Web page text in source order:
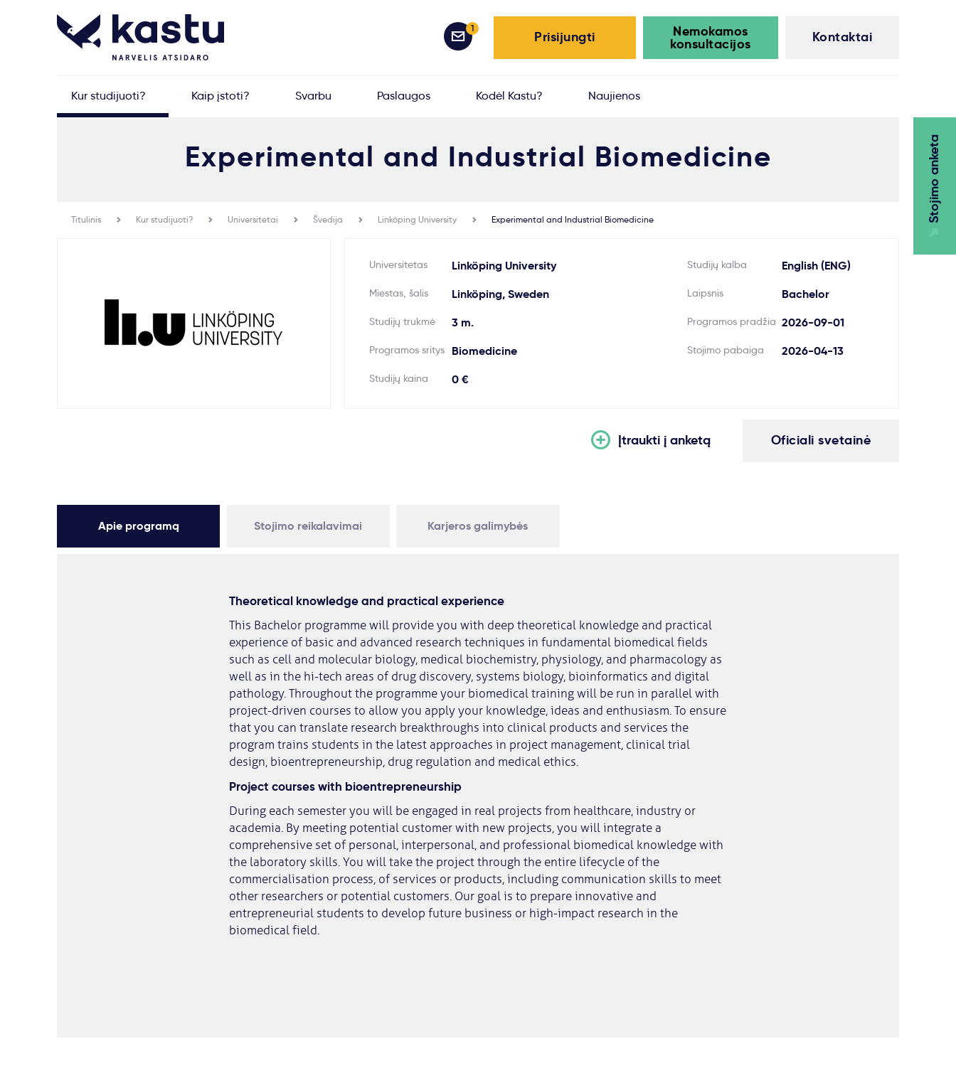
Kontaktai
Nemokamos
konsultacijos
Prisijungti
1
Stojimo anketa
Kur studijuoti? Kaip įstoti? Svarbu Paslaugos Kodėl Kastu? Naujienos
Experimental and Industrial Biomedicine
Titulinis Kur studijuoti? Universitetai Švedija Linköping University Experimental and Industrial Biomedicine
Universitetas Linköping University
Miestas, šalis Linköping, Sweden
Studijų trukmė 3 m.
Programos sritys Biomedicine
Studijų kaina 0 €
Studijų kalba English (ENG)
Laipsnis Bachelor
Programos pradžia 2026-09-01
Stojimo pabaiga 2026-04-13
Oficiali svetainė
Įtraukti į anketą
Apie programą Stojimo reikalavimai Karjeros galimybės
Theoretical knowledge and practical experience
This Bachelor programme will provide you with deep theoretical knowledge and practical
experience of basic and advanced research techniques in fundamental biomedical fields
such as cell and molecular biology, medical biochemistry, physiology, and pharmacology as
well as in the hi-tech areas of drug discovery, systems biology, bioinformatics and digital
pathology. Throughout the programme your biomedical training will be run in parallel with
project-driven courses to allow you apply your knowledge, ideas and enthusiasm. To ensure
that you can translate research breakthroughs into clinical products and services the
program trains students in the latest approaches in project management, clinical trial
design, bioentrepreneurship, drug regulation and medical ethics.
Project courses with bioentrepreneurship
During each semester you will be engaged in real projects from healthcare, industry or
academia. By meeting potential customer with new projects, you will integrate a
comprehensive set of personal, interpersonal, and professional biomedical knowledge with
the laboratory skills. You will take the project through the entire lifecycle of the
commercialisation process, of services or products, including communication skills to meet
other researchers or potential customers. Our goal is to prepare innovative and
entrepreneurial students to develop future business or high-impact research in the
biomedical field.